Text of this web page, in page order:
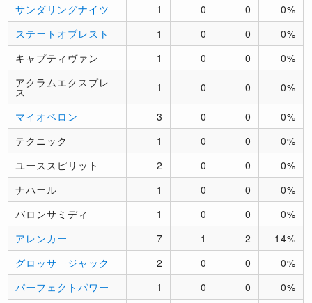
サンダリングナイツ
1 0 0
0%
ステートオブレスト
1 0 0
0%
キャプティヴァン
1 0 0
0%
アクラムエクスプレ
ス 1 0 0 0%
マイオベロン 3 0 0
0%
テクニック
1 0 0
0%
ユーススピリット
2 0 0
0%
ナハール
1 0 0
0%
バロンサミディ
1 0 0
0%
アレンカー
7 1 2
14%
グロッサージャック
2 0 0
0%
パーフェクトパワー
1 0 0
0%